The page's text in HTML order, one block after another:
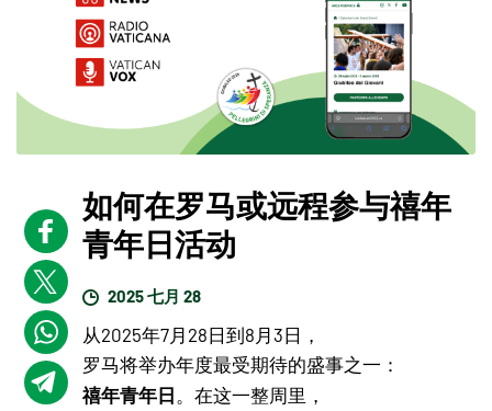
如何在罗马或远程参与禧年
青年日活动
2025 七月 28
从2025年7月28日到8月3日，
罗马将举办年度最受期待的盛事之一：
禧年青年日。在这一整周里，